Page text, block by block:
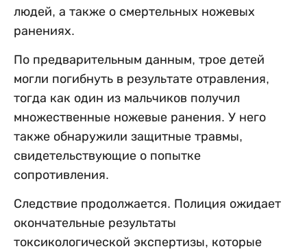
людей, а также о смертельных ножевых
ранениях.
По предварительным данным, трое детей
могли погибнуть в результате отравления,
тогда как один из мальчиков получил
множественные ножевые ранения. У него
также обнаружили защитные травмы,
свидетельствующие о попытке
сопротивления.
Следствие продолжается. Полиция ожидает
окончательные результаты
токсикологической экспертизы, которые